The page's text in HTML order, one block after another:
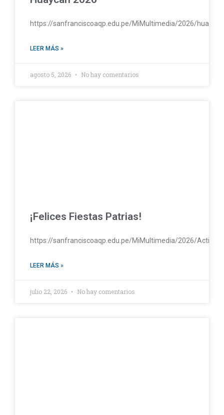
https://sanfranciscoaqp.edu.pe/MiMultimedia/2026/
LEER MÁS »
agosto 5, 2026 No hay comentarios
¡Felices Fiestas Patrias!
https://sanfranciscoaqp.edu.pe/MiMultimedia/2026/
LEER MÁS »
julio 22, 2026 No hay comentarios